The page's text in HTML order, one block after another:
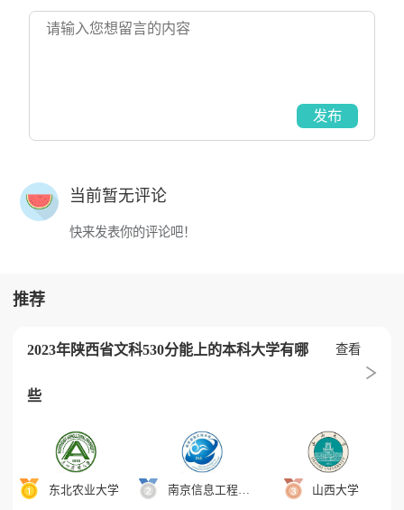
发布
当前暂无评论
快来发表你的评论吧！
推荐
2023年陕西省文科530分能上的本科大学有哪
些
查看
东北农业大学 南京信息工程大学 山西大学